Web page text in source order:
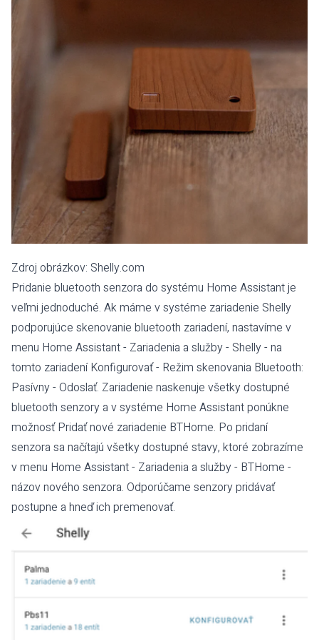
Zdroj obrázkov: Shelly.com
Pridanie bluetooth senzora do systému Home Assistant je
veľmi jednoduché. Ak máme v systéme zariadenie Shelly
podporujúce skenovanie bluetooth zariadení, nastavíme v
menu Home Assistant - Zariadenia a služby - Shelly - na
tomto zariadení Konfigurovať - Režim skenovania Bluetooth:
Pasívny - Odoslať. Zariadenie naskenuje všetky dostupné
bluetooth senzory a v systéme Home Assistant ponúkne
možnosť Pridať nové zariadenie BTHome. Po pridaní
senzora sa načítajú všetky dostupné stavy, ktoré zobrazíme
v menu Home Assistant - Zariadenia a služby - BTHome -
názov nového senzora. Odporúčame senzory pridávať
postupne a hneď ich premenovať.